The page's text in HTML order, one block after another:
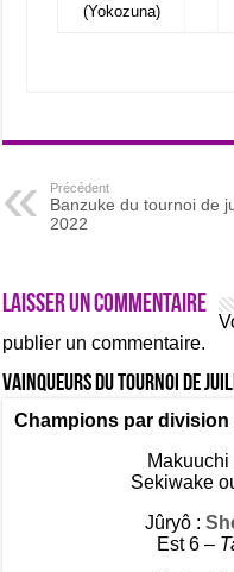
(Yokozuna)
Précédent
Banzuke du tournoi de
2022
Laisser un commentaire
publier un commentaire.
Vainqueurs du tournoi de
Champions par division
Makuuchi
Sekiwake
Jûryô :
Est 6 –